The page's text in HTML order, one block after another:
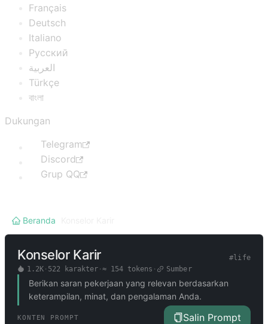
Français
Deutsch
Italiano
Русский
العربية
Türkçe
বাংলা
Dukungan
Telegram
Discord
Grup QQ
Beranda
Konselor Karir #life
1.2K· 522 karakter· ≈ 154tokens · Sumber
Berikan saran pekerjaan yang relevan berdasarkan
keterampilan, minat, dan pengalaman Anda.
KONTEN PROMPT Salin Prompt